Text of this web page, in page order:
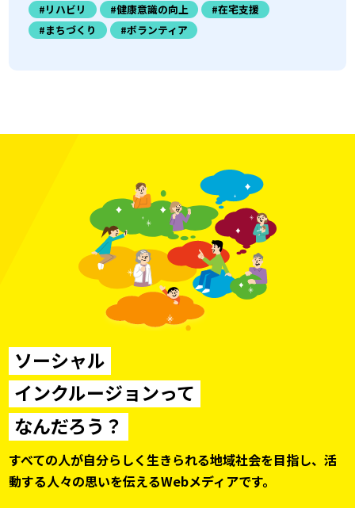
#リハビリ
#健康意識の向上
#在宅支援
#まちづくり
#ボランティア
ソーシャル
インクルージョンって
なんだろう？
すべての人が自分らしく生きられる地域社会を目指し、活
動する人々の思いを伝えるWebメディアです。